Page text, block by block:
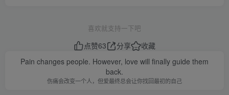
喜欢就支持一下吧
点赞63 分享
收藏
Pain changes people. However, love will finally guide them
back.
伤痛会改变一个人，但爱最终总会让你找回最初的自己